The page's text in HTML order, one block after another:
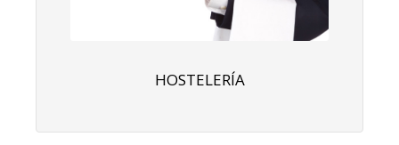
HOSTELERÍA